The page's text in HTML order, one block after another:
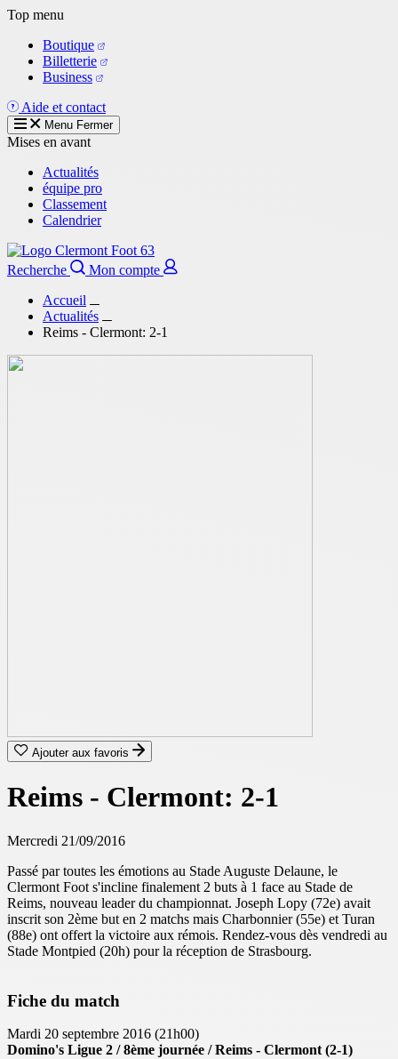
Aller
contenu
principal
Top menu
Boutique
Billetterie
Business
Aide et contact
Menu Fermer
Mises en avant
Actualités
équipe pro
Classement
Calendrier
Recherche
Mon compte
Accueil
Actualités
Reims - Clermont: 2-1
Ajouter aux favoris
Reims - Clermont: 2-1
Mercredi 21/09/2016
Passé par toutes les émotions au Stade Auguste Delaune, le
Clermont Foot s'incline finalement 2 buts à 1 face au Stade de
Reims, nouveau leader du championnat. Joseph Lopy (72e) avait
inscrit son 2ème but en 2 matchs mais Charbonnier (55e) et Turan
(88e) ont offert la victoire aux rémois. Rendez-vous dès vendredi au
Stade Montpied (20h) pour la réception de Strasbourg.
Fiche du match
Mardi 20 septembre 2016 (21h00)
Domino's Ligue 2 / 8ème journée / Reims - Clermont (2-1)